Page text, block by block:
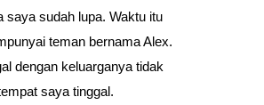
saya sudah lupa. Waktu itu
teman bernama Alex.
dengan keluarganya tidak
saya tinggal.